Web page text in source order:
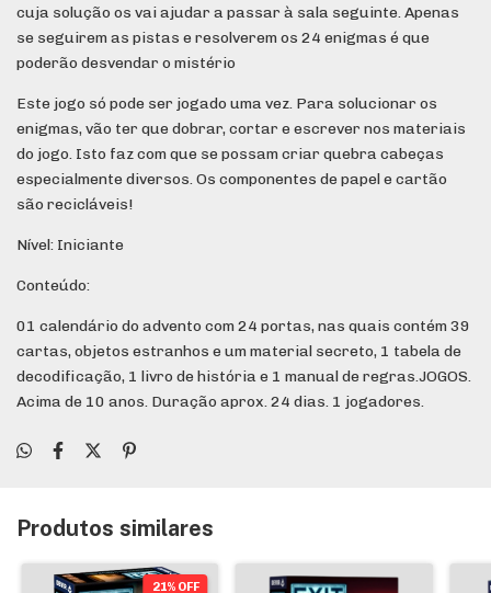
cuja solução os vai ajudar a passar à sala seguinte. Apenas
se seguirem as pistas e resolverem os 24 enigmas é que
poderão desvendar o mistério
Este jogo só pode ser jogado uma vez. Para solucionar os
enigmas, vão ter que dobrar, cortar e escrever nos materiais
do jogo. Isto faz com que se possam criar quebra cabeças
especialmente diversos. Os componentes de papel e cartão
são recicláveis!
Nível: Iniciante
Conteúdo:
01 calendário do advento com 24 portas, nas quais contém 39
cartas, objetos estranhos e um material secreto, 1 tabela de
decodificação, 1 livro de história e 1 manual de regras.JOGOS.
Acima de 10 anos. Duração aprox. 24 dias. 1 jogadores.
Produtos similares
21% OFF